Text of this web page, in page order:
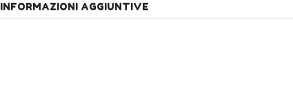
INFORMAZIONI AGGIUNTIVE